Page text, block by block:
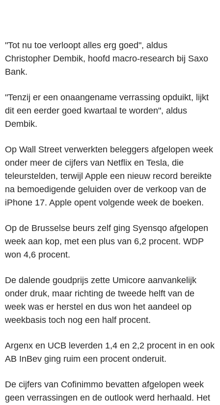
"Tot nu toe verloopt alles erg goed", aldus
Christopher Dembik, hoofd macro-research bij Saxo
Bank.
"Tenzij er een onaangename verrassing opduikt, lijkt
dit een eerder goed kwartaal te worden", aldus
Dembik.
Op Wall Street verwerkten beleggers afgelopen week
onder meer de cijfers van Netflix en Tesla, die
teleurstelden, terwijl Apple een nieuw record bereikte
na bemoedigende geluiden over de verkoop van de
iPhone 17. Apple opent volgende week de boeken.
Op de Brusselse beurs zelf ging Syensqo afgelopen
week aan kop, met een plus van 6,2 procent. WDP
won 4,6 procent.
De dalende goudprijs zette Umicore aanvankelijk
onder druk, maar richting de tweede helft van de
week was er herstel en dus won het aandeel op
weekbasis toch nog een half procent.
Argenx en UCB leverden 1,4 en 2,2 procent in en ook
AB InBev ging ruim een procent onderuit.
De cijfers van Cofinimmo bevatten afgelopen week
geen verrassingen en de outlook werd herhaald. Het